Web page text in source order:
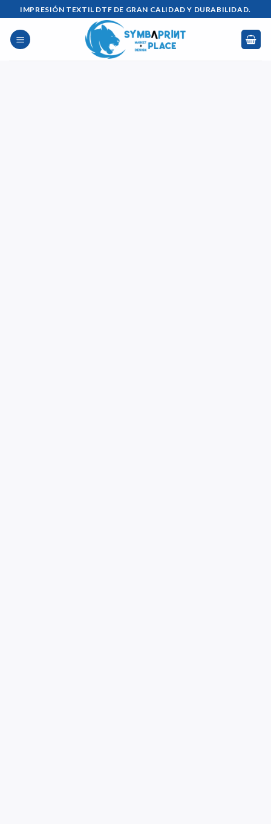
Saltar
al
contenido
IMPRESIÓN TEXTIL DTF DE GRAN CALIDAD Y DURABILIDAD.